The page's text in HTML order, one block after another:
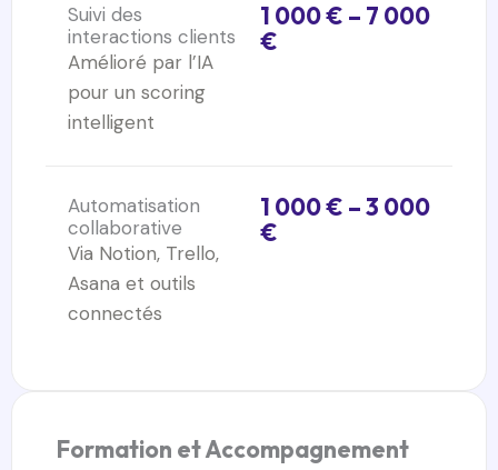
Suivi des
interactions clients
Amélioré par l’IA
pour un scoring
intelligent
1 000 € – 7 000
€
Automatisation
collaborative
Via Notion, Trello,
Asana et outils
connectés
1 000 € – 3 000
€
Formation et Accompagnement